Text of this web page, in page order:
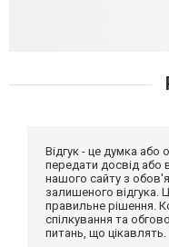
Відгук - це думка або
передати досвід або
нашого сайту з
залишеного відгука.
правильне рішення.
спілкування та
питань, що цікавлять.